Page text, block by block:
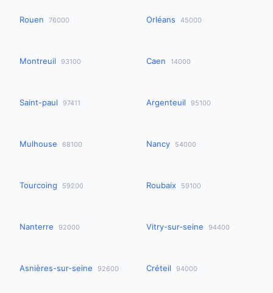
Rouen 76000 Orléans 45000
Montreuil 93100 Caen 14000
Saint-paul 97411 Argenteuil 95100
Mulhouse 68100 Nancy 54000
Tourcoing 59200 Roubaix 59100
Nanterre 92000 Vitry-sur-seine 94400
Asnières-sur-seine 92600 Créteil 94000